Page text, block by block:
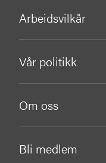
Arbeidsvilkår
Vår politikk
Om oss
Bli medlem